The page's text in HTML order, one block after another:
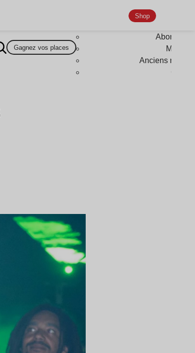
Gagnez vos places
Shop
Anciens